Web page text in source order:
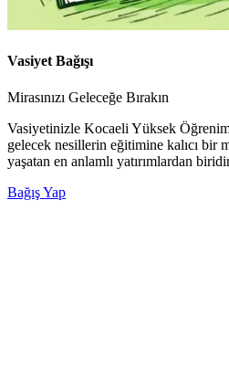
Vasiyet Bağışı
Mirasınızı Geleceğe Bırakın
Vasiyetinizle Kocaeli Yüksek
gelecek nesillerin eğitimine kalıcı bir
yaşatan en anlamlı yatırımlardan
Bağış Yap